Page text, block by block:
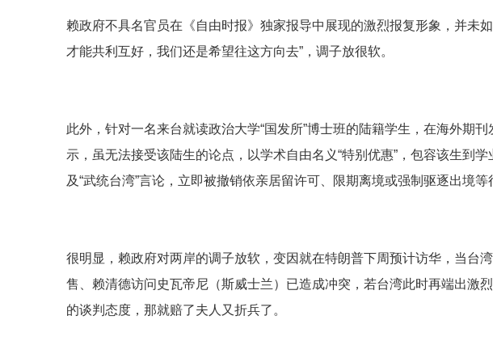
赖政府不具名官员在《自由时报》独家报导中展现的激烈报复形象，并未
才能共利互好，我们还是希望往这方向去”，调子放很软。
此外，针对一名来台就读政治大学“国发所”博士班的陆籍学生，在海外期
示，虽无法接受该陆生的论点，以学术自由名义“特别优惠”，包容该生到
及“武统台湾”言论，立即被撤销依亲居留许可、限期离境或强制驱逐出境等
很明显，赖政府对两岸的调子放软，变因就在特朗普下周预计访华，当台
售、赖清德访问史瓦帝尼（斯威士兰）已造成冲突，若台湾此时再端出激
的谈判态度，那就赔了夫人又折兵了。